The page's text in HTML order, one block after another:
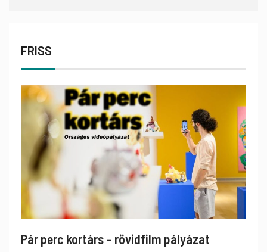
FRISS
Pár perc kortárs – rövidfilm pályázat